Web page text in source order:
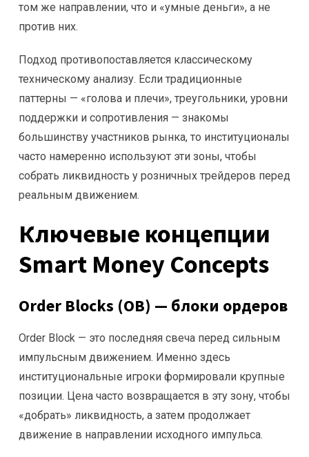
том же направлении, что и «умные деньги», а не
против них.
Подход противопоставляется классическому
техническому анализу. Если традиционные
паттерны — «голова и плечи», треугольники, уровни
поддержки и сопротивления — знакомы
большинству участников рынка, то институционалы
часто намеренно используют эти зоны, чтобы
собрать ликвидность у розничных трейдеров перед
реальным движением.
Ключевые концепции
Smart Money Concepts
Order Blocks (OB) — блоки ордеров
Order Block — это последняя свеча перед сильным
импульсным движением. Именно здесь
институциональные игроки формировали крупные
позиции. Цена часто возвращается в эту зону, чтобы
«добрать» ликвидность, а затем продолжает
движение в направлении исходного импульса.